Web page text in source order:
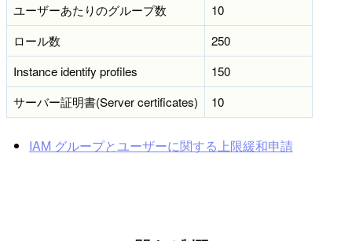
ユーザーあたりのグループ数
10
ロール数
250
Instance identify profiles
150
サーバー証明書(Server certificates)
10
IAM グループとユーザーに関する上限緩和申請